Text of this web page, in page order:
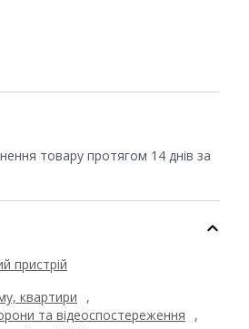
товару протягом 14 днів за
пристрій
квартири
,
та відеоспостереження
,